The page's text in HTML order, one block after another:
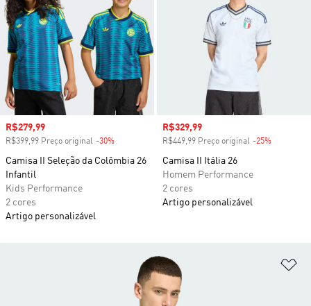
Preço com desconto
R$279,99
R$399,99 Preço original -30%
Camisa II Seleção da Colômbia 26
Infantil
Kids Performance
2 cores
Artigo personalizável
Preço com desconto
R$329,99
R$449,99 Preço original -25%
Camisa II Itália 26
Homem Performance
2 cores
Artigo personalizável